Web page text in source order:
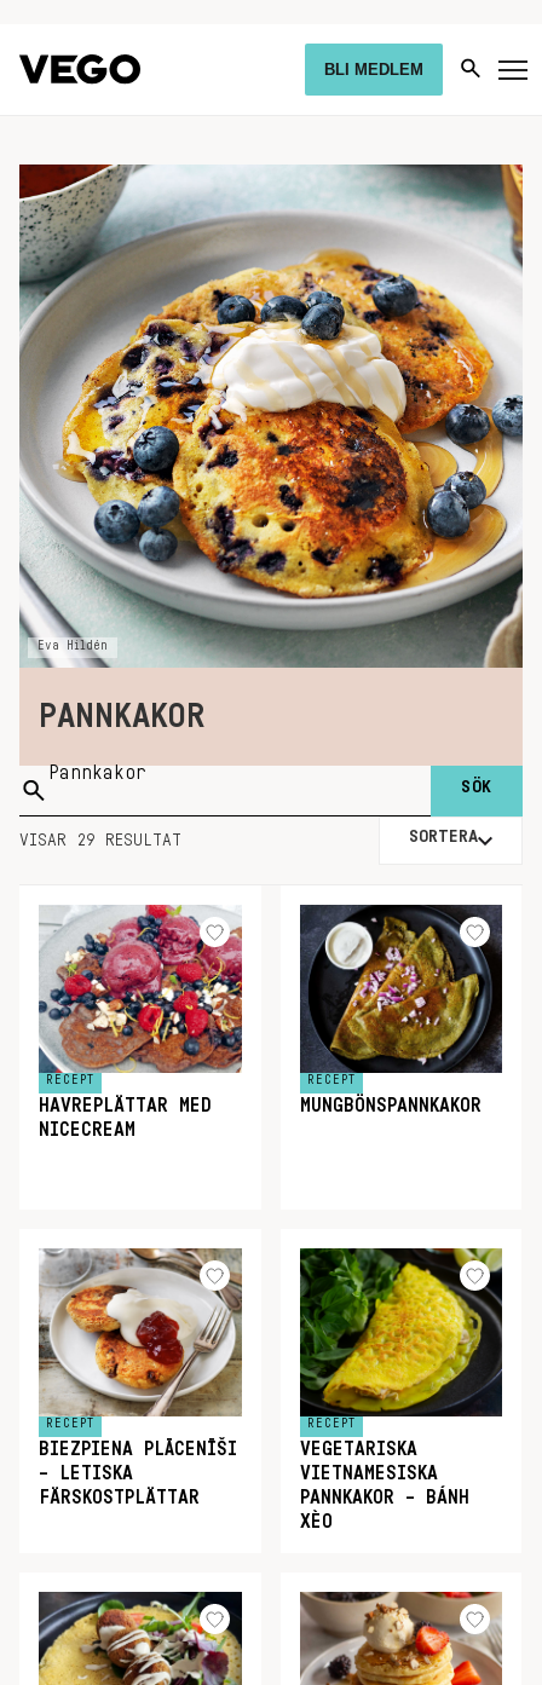
BLI MEDLEM
Eva Hildén
PANNKAKOR
Sök
på:
VISAR 29 RESULTAT SORTERA
RECEPT
HAVREPLÄTTAR MED
NICECREAM
RECEPT
MUNGBÖNSPANNKAKOR
RECEPT
BIEZPIENA PLĀCENĪŠI
– LETISKA
FÄRSKOSTPLÄTTAR
RECEPT
VEGETARISKA
VIETNAMESISKA
PANNKAKOR – BÁNH
XÈO